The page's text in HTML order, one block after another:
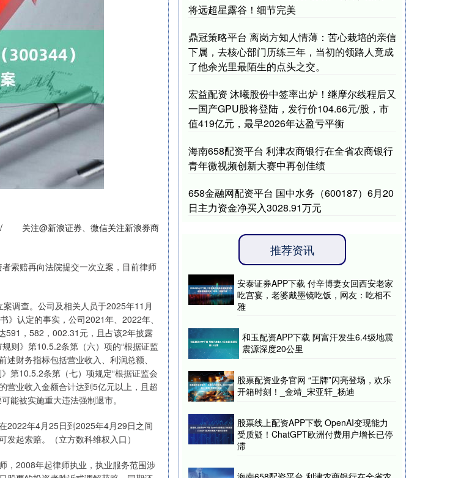
关注@新浪证券、微信关注新浪券商
索赔再向法院提交一次立案，目前律师
调查。公司及相关人员于2025年11月
认定的事实，公司2021年、2022年、
591，582，002.31元，且占该2年披露
则》第10.5.2条第（六）项的“根据证监
财务指标包括营业收入、利润总额、
第10.5.2条第（七）项规定“根据证监会
营业收入金额合计达到5亿元以上，且超
能被实施重大违法强制退市。
年4月25日到2025年4月29日之间
起索赔。（立方数科维权入口）
2008年起律师执业，执业服务范围涉
将远超星露谷！细节完美
鼎冠策略平台 离岗方知人情薄：苦心栽培的亲信
下属，去核心部门历练三年，当初的领路人竟成
了他余光里最陌生的点头之交。
宏益配资 沐曦股份中签率出炉！继摩尔线程后又
一国产GPU股将登陆，发行价104.66元/股，市
值419亿元，最早2026年达盈亏平衡
海南658配资平台 利津农商银行在全省农商银行
青年微视频创新大赛中再创佳绩
658金融网配资平台 国中水务（600187）6月20
日主力资金净买入3028.91万元
推荐资讯
安泰证券APP下载 付辛博妻女回西安老家
吃宫宴，老婆戴墨镜吃饭，网友：吃相不
雅
和玉配资APP下载 阿富汗发生6.4级地震
震源深度20公里
股票配资业务官网 “王牌”闪亮登场，欢乐
开箱时刻！_金靖_宋亚轩_杨迪
股票线上配资APP下载 OpenAI变现能力
受质疑！ChatGPT欧洲付费用户增长已停
滞